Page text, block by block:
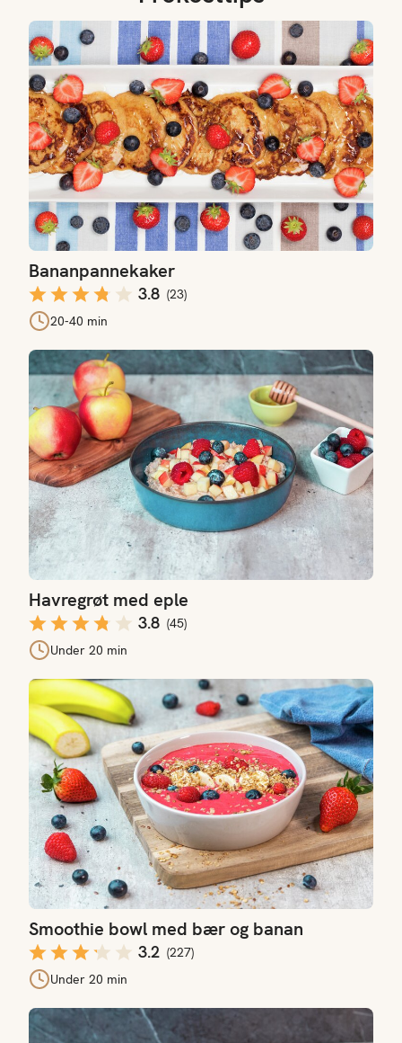
Bananpannekaker
3.8 (23)
20-40 min
Bananpannekaker
Havregrøt med eple
3.8 (45)
Under 20 min
Havregrøt med eple
Smoothie bowl med bær og banan
3.2 (227)
Under 20 min
Smoothie bowl med bær og banan
Frokostsmoothie med appelsin, banan og gulrot